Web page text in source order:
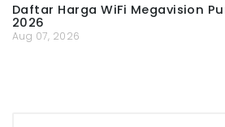
Daftar Harga WiFi Megavision
2026
Aug 07, 2026